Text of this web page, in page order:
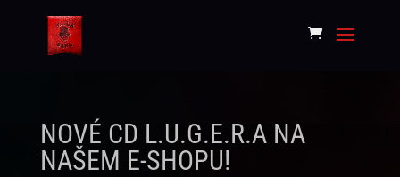
NOVÉ CD L.U.G.E.R.A NA
NAŠEM E-SHOPU!